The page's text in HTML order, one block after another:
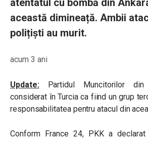
atentatul cu bombă din
această dimineață. Ambii
polițiști au murit.
acum 3 ani
Update:Partidul Muncitorilor din
considerat în Turcia ca fiind un grup
responsabilitatea pentru atacul din
Conform France 24, PKK a